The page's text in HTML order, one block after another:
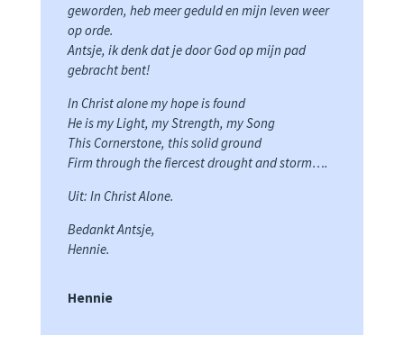
geworden, heb meer geduld en mijn leven weer
op orde.
Antsje, ik denk dat je door God op mijn pad
gebracht bent!
In Christ alone my hope is found
He is my Light, my Strength, my Song
This Cornerstone, this solid ground
Firm through the fiercest drought and storm….
Uit: In Christ Alone.
Bedankt Antsje,
Hennie.
Hennie